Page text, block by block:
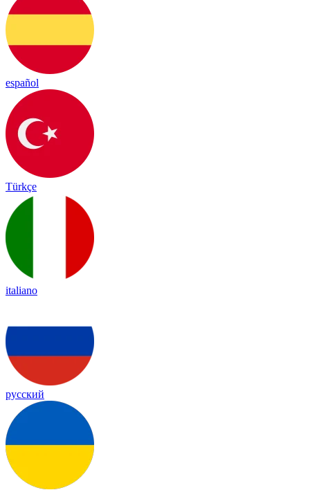
español
Türkçe
italiano
русский